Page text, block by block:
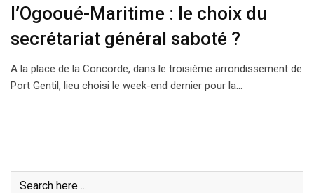
l’Ogooué-Maritime : le choix du
secrétariat général saboté ?
A la place de la Concorde, dans le troisième arrondissement de
Port Gentil, lieu choisi le week-end dernier pour la…